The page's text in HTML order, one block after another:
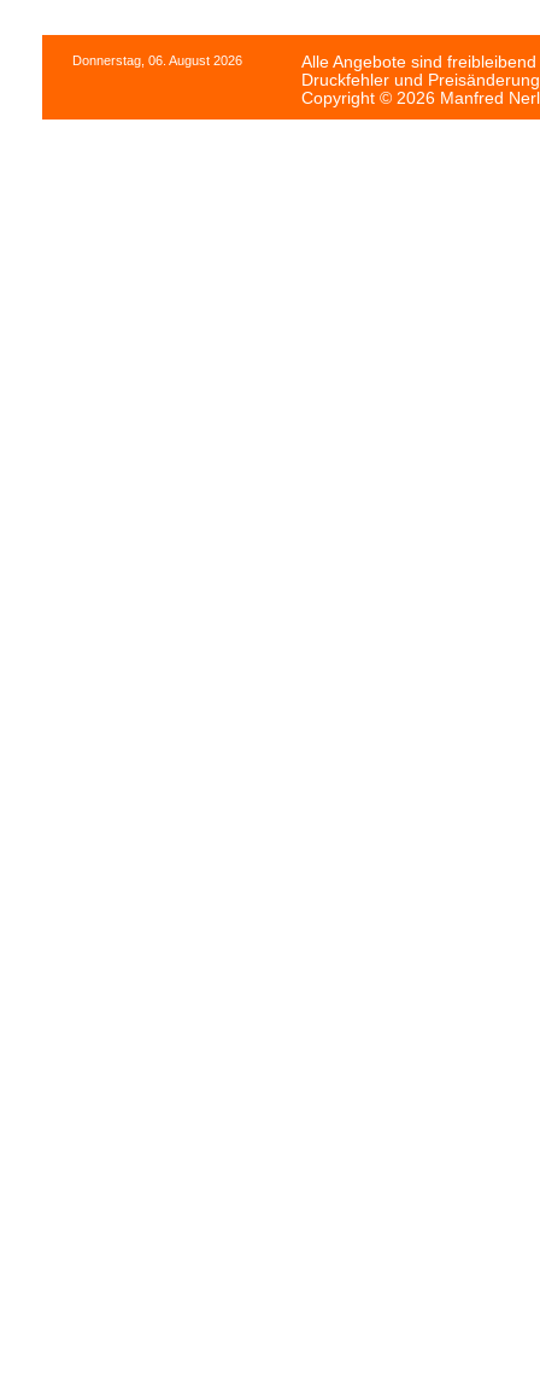
Donnerstag, 06. August 2026
Alle Angebote sind
Druckfehler und
Copyright © 2026 Manfred